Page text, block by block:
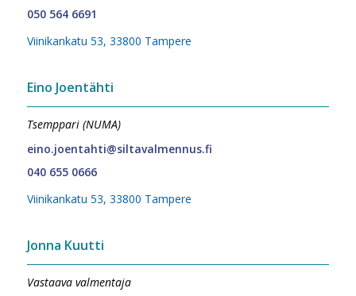
050 564 6691
Viinikankatu 53, 33800 Tampere
Eino Joentähti
Tsemppari (NUMA)
eino.joentahti@siltavalmennus.fi
040 655 0666
Viinikankatu 53, 33800 Tampere
Jonna Kuutti
Vastaava valmentaja